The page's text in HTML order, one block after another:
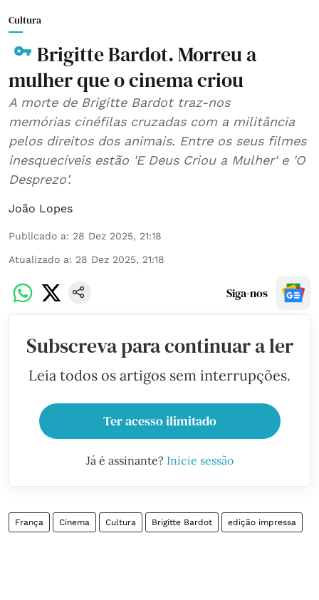
Cultura
Brigitte Bardot. Morreu a
mulher que o cinema criou
A morte de Brigitte Bardot traz-nos
memórias cinéfilas cruzadas com a militância
pelos direitos dos animais. Entre os seus filmes
inesquecíveis estão 'E Deus Criou a Mulher' e 'O
Desprezo'.
João Lopes
Publicado a: 28 Dez 2025, 21:18
Atualizado a: 28 Dez 2025, 21:18
Siga-nos
Subscreva para continuar a ler
Leia todos os artigos sem interrupções.
Ter acesso ilimitado
Já é assinante? Inicie sessão
França Cinema Cultura Brigitte Bardot edição impressa